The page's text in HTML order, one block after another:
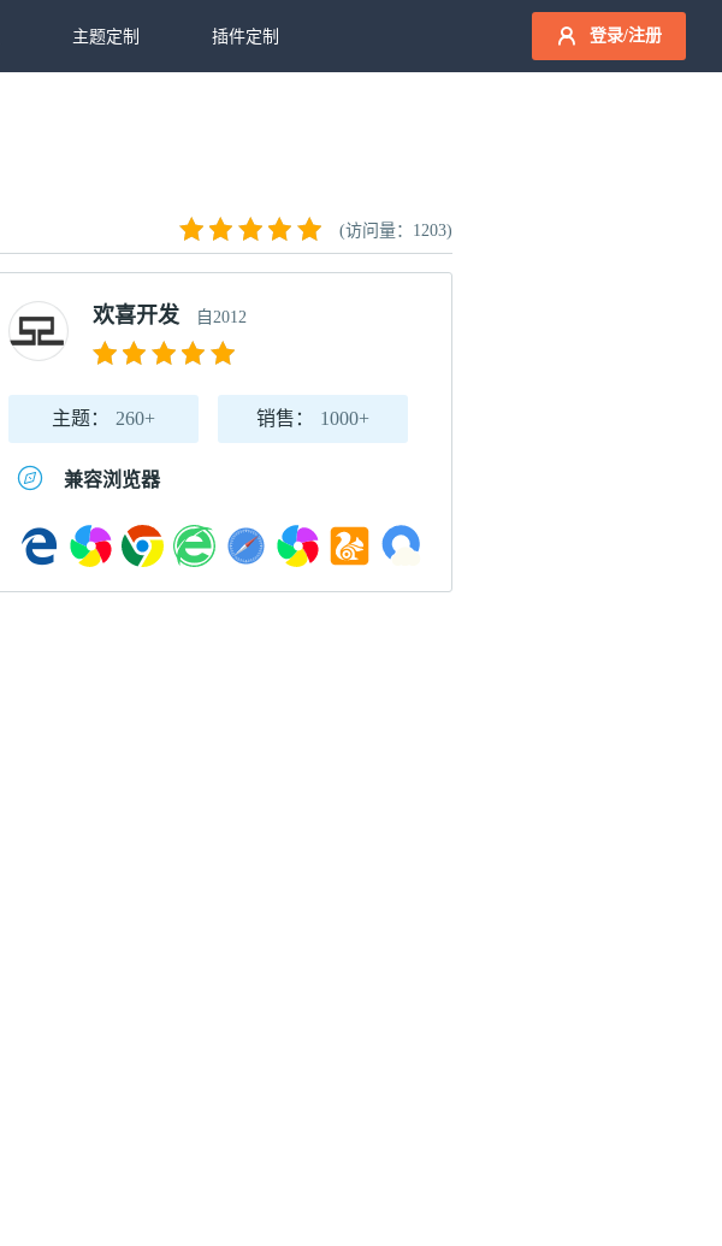
主题定制 插件定制 登录/注册
(访问量：1203)
欢喜开发 自2012
主题： 260+ 销售： 1000+
兼容浏览器